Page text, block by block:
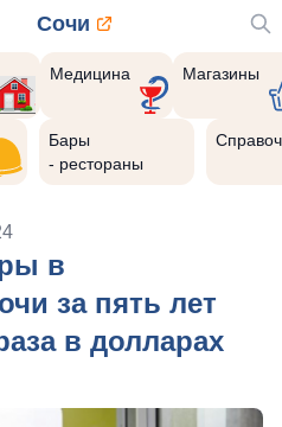
Сочи
Медицина Магазины
Бары
- рестораны
в
за пять лет
в долларах